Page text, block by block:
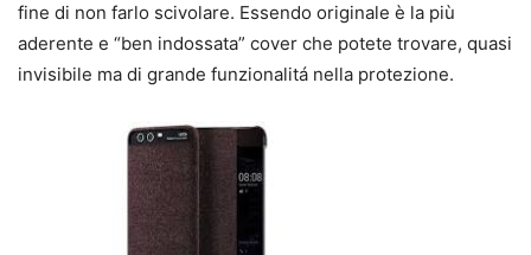
fine di non farlo scivolare. Essendo originale è la più
aderente e “ben indossata” cover che potete trovare, quasi
invisibile ma di grande funzionalitá nella protezione.